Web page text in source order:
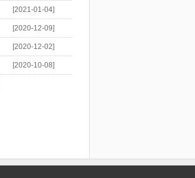
[2021-01-04]
[2020-12-09]
[2020-12-02]
[2020-10-08]